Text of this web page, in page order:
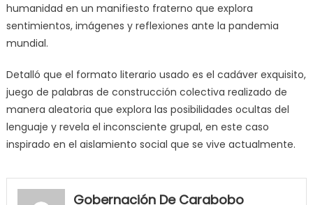
humanidad en un manifiesto fraterno que explora
sentimientos, imágenes y reflexiones ante la pandemia
mundial.
Detalló que el formato literario usado es el cadáver exquisito,
juego de palabras de construcción colectiva realizado de
manera aleatoria que explora las posibilidades ocultas del
lenguaje y revela el inconsciente grupal, en este caso
inspirado en el aislamiento social que se vive actualmente.
my
neighbor
Gobernación De Carabobo